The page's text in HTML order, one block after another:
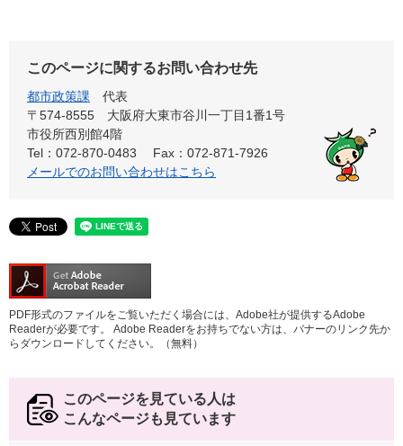
このページに関するお問い合わせ先
都市政策課
代表
〒574-8555 大阪府大東市谷川一丁目1番1号
市役所西別館4階
Tel：072-870-0483
Fax：072-871-7926
メールでのお問い合わせはこちら
PDF形式のファイルをご覧いただく場合には、Adobe社が提供するAdobe
Readerが必要です。
Adobe Readerをお持ちでない方は、バナーのリンク先か
らダウンロードしてください。（無料）
このページを見ている人は
こんなページも見ています